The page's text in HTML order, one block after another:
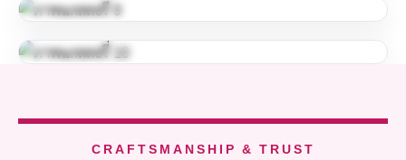
CRAFTSMANSHIP & TRUST